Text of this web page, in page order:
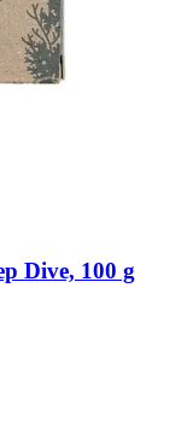
Dive, 100 g